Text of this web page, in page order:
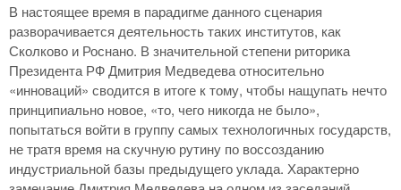
В настоящее время в парадигме данного сценария
разворачивается деятельность таких институтов, как
Сколково и Роснано. В значительной степени риторика
Президента РФ Дмитрия Медведева относительно
«инноваций» сводится в итоге к тому, чтобы нащупать нечто
принципиально новое, «то, чего никогда не было»,
попытаться войти в группу самых технологичных государств,
не тратя время на скучную рутину по воссозданию
индустриальной базы предыдущего уклада. Характерно